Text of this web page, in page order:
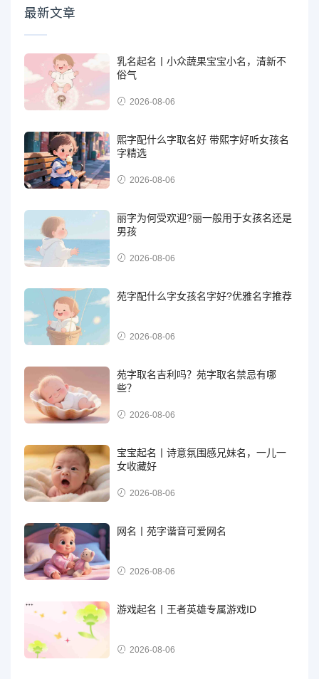
最新文章
乳名起名丨小众蔬果宝宝小名，清新不
俗气
2026-08-06
熙字配什么字取名好 带熙字好听女孩名
字精选
2026-08-06
丽字为何受欢迎?丽一般用于女孩名还是
男孩
2026-08-06
苑字配什么字女孩名字好?优雅名字推荐
2026-08-06
苑字取名吉利吗？苑字取名禁忌有哪
些？
2026-08-06
宝宝起名丨诗意氛围感兄妹名，一儿一
女收藏好
2026-08-06
网名丨苑字谐音可爱网名
2026-08-06
游戏起名丨王者英雄专属游戏ID
2026-08-06